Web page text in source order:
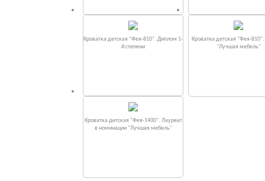
Кроватка детская "Фея-810". Диплом 1-
й степени
Кроватка детская "Фея-
"Лучшая мебель"
Кроватка детская "Фея-1400". Лауреат
в номинации "Лучшая мебель"